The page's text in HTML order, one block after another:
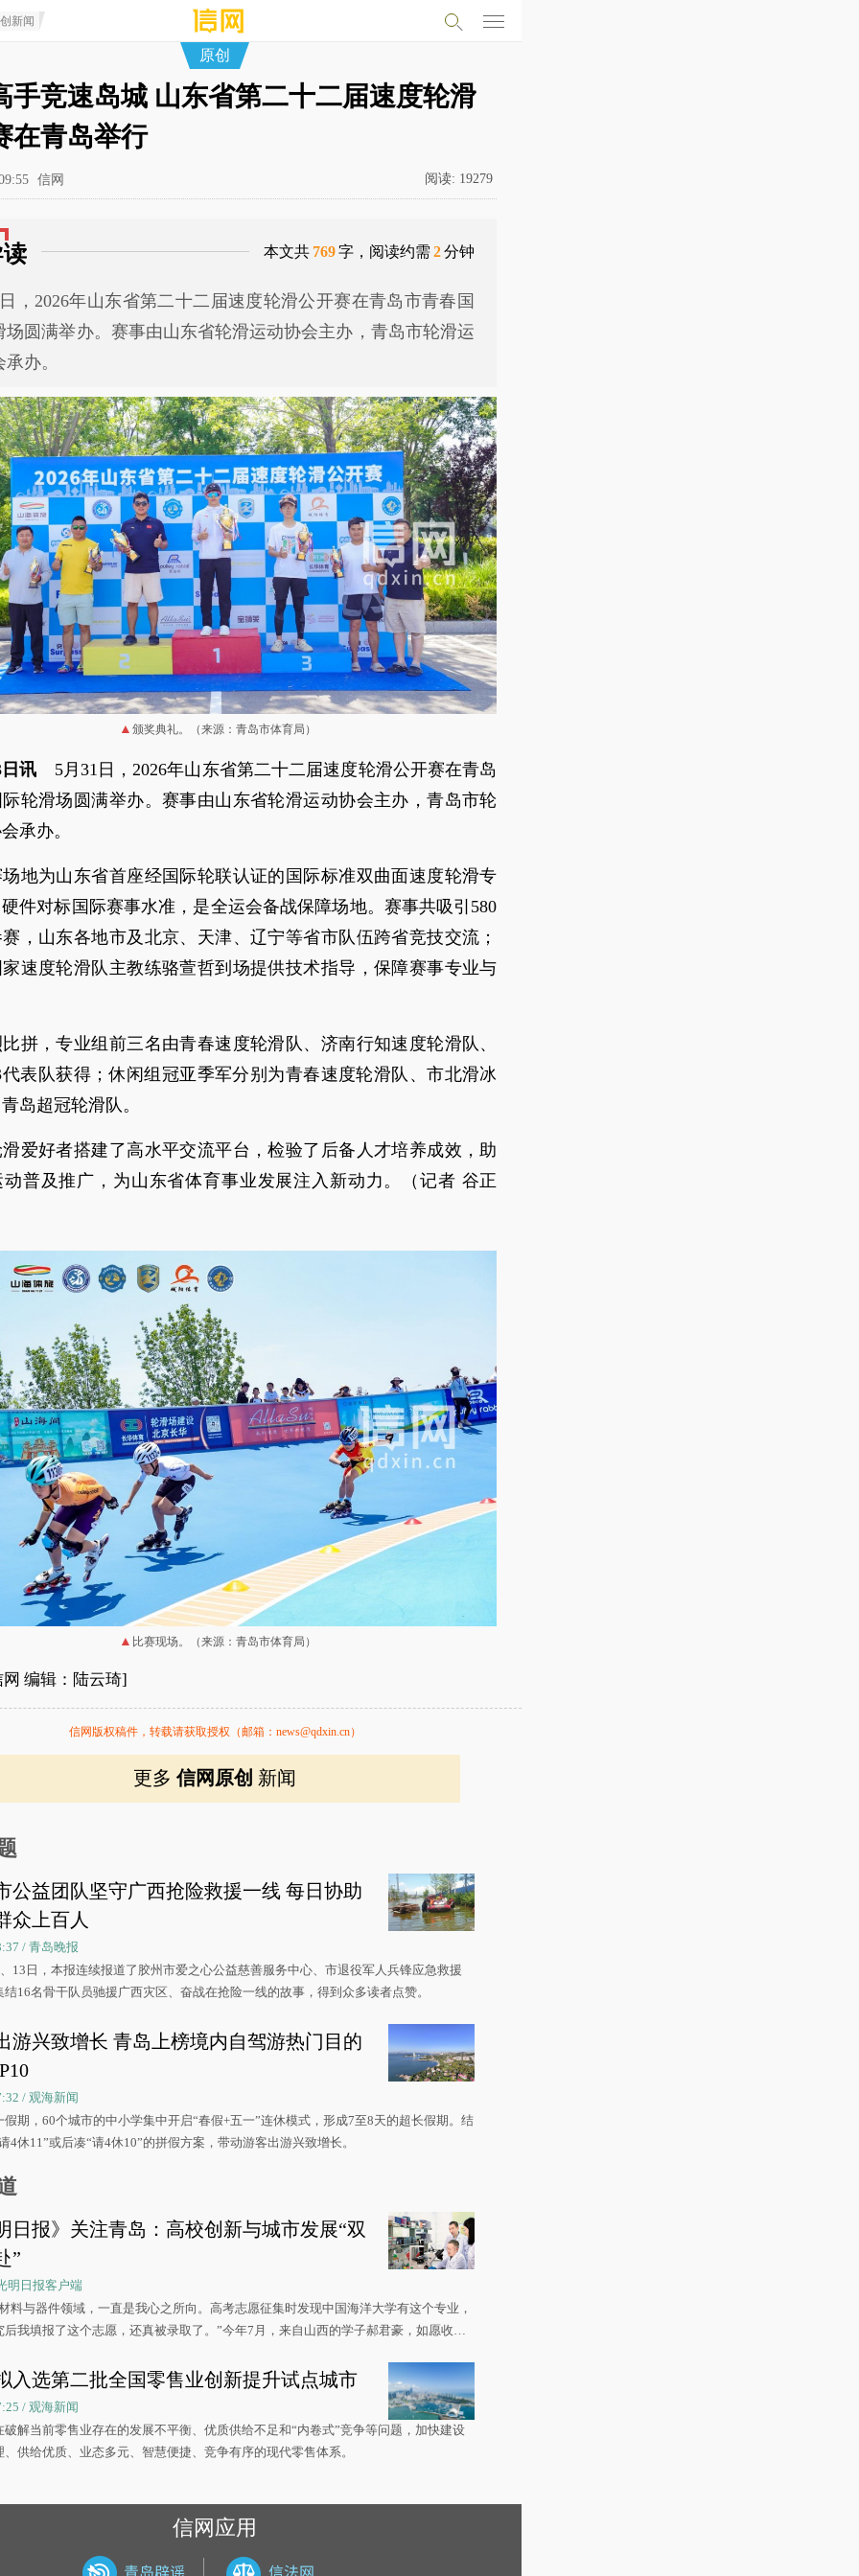
新闻
原创
手竞速岛城 山东省第二十二届速度轮滑
在青岛举行
信网 阅读: 19279
本文共 769字，阅读约需 2分钟
，2026年山东省第二十二届速度轮滑公开赛在青岛市青春国
场圆满举办。赛事由山东省轮滑运动协会主办，青岛市轮滑运
办。
颁奖典礼。（来源：青岛市体育局）
讯 5月31日，2026年山东省第二十二届速度轮滑公开赛在青岛
轮滑场圆满举办。赛事由山东省轮滑运动协会主办，青岛市轮
承办。
地为山东省首座经国际轮联认证的国际标准双曲面速度轮滑专
件对标国际赛事水准，是全运会备战保障场地。赛事共吸引580
，山东各地市及北京、天津、辽宁等省市队伍跨省竞技交流；
速度轮滑队主教练骆萱哲到场提供技术指导，保障赛事专业与
拼，专业组前三名由青春速度轮滑队、济南行知速度轮滑队、
代表队获得；休闲组冠亚季军分别为青春速度轮滑队、市北滑冰
岛超冠轮滑队。
爱好者搭建了高水平交流平台，检验了后备人才培养成效，助
普及推广，为山东省体育事业发展注入新动力。（记者 谷正
比赛现场。（来源：青岛市体育局）
编辑：陆云琦]
信网版权稿件，转载请获取授权（邮箱：news@qdxin.cn）
更多 信网原创 新闻
公益团队坚守广西抢险救援一线 每日协助
众上百人
/ 青岛晚报
13日，本报连续报道了胶州市爱之心公益慈善服务中心、市退役军人兵锋应急救援
结16名骨干队员驰援广西灾区、奋战在抢险一线的故事，得到众多读者点赞。
游兴致增长 青岛上榜境内自驾游热门目的
/ 观海新闻
假期，60个城市的中小学集中开启“春假+五一”连休模式，形成7至8天的超长假期。结
4休11”或后凑“请4休10”的拼假方案，带动游客出游兴致增长。
日报》关注青岛：高校创新与城市发展“双
”
明日报客户端
料与器件领域，一直是我心之所向。高考志愿征集时发现中国海洋大学有这个专业，
后我填报了这个志愿，还真被录取了。”今年7月，来自山西的学子郝君豪，如愿收到
入选第二批全国零售业创新提升试点城市
/ 观海新闻
破解当前零售业存在的发展不平衡、优质供给不足和“内卷式”竞争等问题，加快建设
、供给优质、业态多元、智慧便捷、竞争有序的现代零售体系。
信网应用